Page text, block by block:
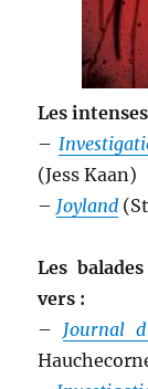
Les
–
(Jess Kaan)
– Joyland
Les
vers :
– Journal